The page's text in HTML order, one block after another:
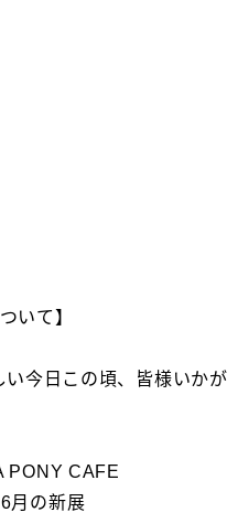
いて】
今日この頃、皆様いか
PONY CAFE
月の新展